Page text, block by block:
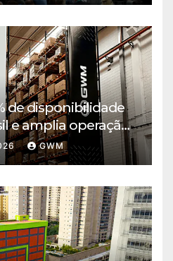
de disponibilidade
e amplia operação
GWM